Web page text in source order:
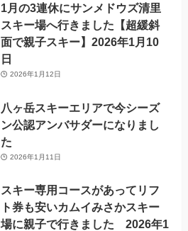
1月の3連休にサンメドウズ清里
スキー場へ行きました【超緩斜
面で親子スキー】2026年1月10
日
2026年1月12日
八ヶ岳スキーエリアで今シーズ
ン公認アンバサダーになりまし
た
2026年1月11日
スキー専用コースがあってリフ
ト券も安いカムイみさかスキー
場に親子で行きました 2026年1